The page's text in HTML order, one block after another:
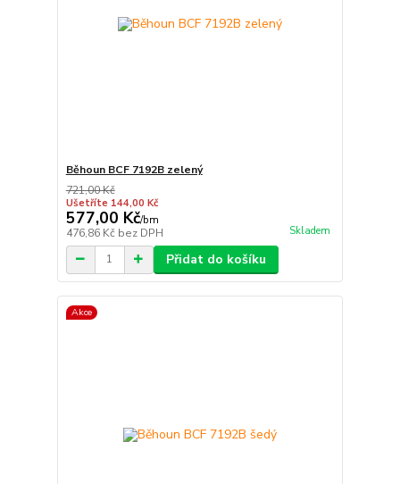
Běhoun BCF 7192B zelený
721,00 Kč
Ušetříte 144,00 Kč
577,00 Kč/bm
476,86 Kč bez DPH Skladem
Přidat do košíku
Akce